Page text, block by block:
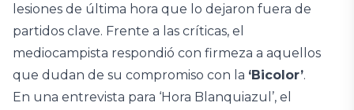
lesiones de última hora que lo dejaron fuera de
partidos clave. Frente a las críticas, el
mediocampista respondió con firmeza a aquellos
que dudan de su compromiso con la ‘Bicolor’.
En una entrevista para ‘Hora Blanquiazul’, el